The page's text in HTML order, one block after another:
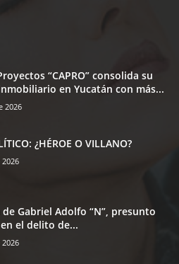
“CAPRO” consolida su
en Yucatán con más...
2026
¿HÉROE O VILLANO?
Gabriel Adolfo “N”, presunto
el delito de...